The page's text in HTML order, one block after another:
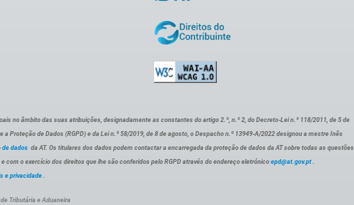
no âmbito das suas atribuições, designadamente as constantes do artigo 2.º, n.º 2, do Decreto-Lei n.º 118/2011, de 5 de
Proteção de Dados (RGPD) e da Lei n.º 58/2019, de 8 de agosto, o Despacho n.º 13949-A/2022 designou a mestre Inês
de dados da AT. Os titulares dos dados podem contactar a encarregada da proteção de dados da AT sobre todas as questões
o exercício dos direitos que lhe são conferidos pelo RGPD através do endereço eletrónicoepd@at.gov.pt .
e privacidade.
Tributária e Aduaneira